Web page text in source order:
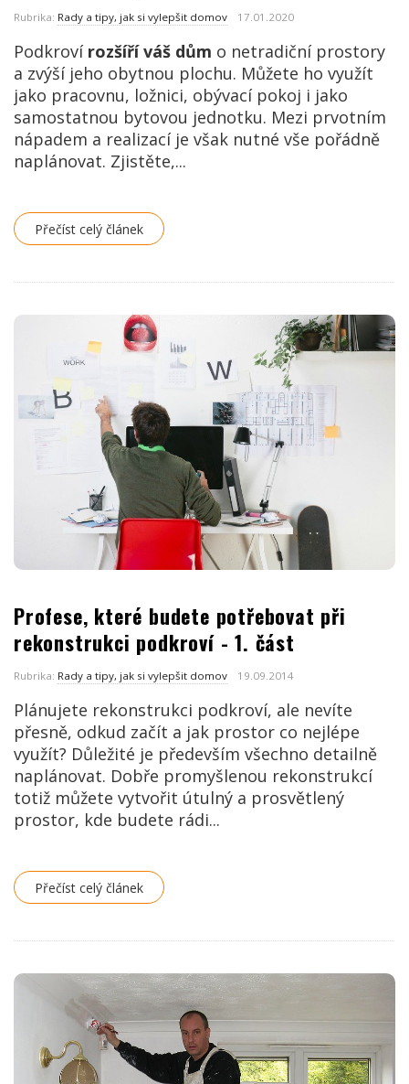
Rubrika: Rady a tipy, jak si vylepšit domov 17.01.2020
Podkroví rozšíří váš dům o netradiční prostory
a zvýší jeho obytnou plochu. Můžete ho využít
jako pracovnu, ložnici, obývací pokoj i jako
samostatnou bytovou jednotku. Mezi prvotním
nápadem a realizací je však nutné vše pořádně
naplánovat. Zjistěte,...
Přečíst celý článek
Profese, které budete potřebovat při
rekonstrukci podkroví - 1. část
Rubrika: Rady a tipy, jak si vylepšit domov 19.09.2014
Plánujete rekonstrukci podkroví, ale nevíte
přesně, odkud začít a jak prostor co nejlépe
využít? Důležité je především všechno detailně
naplánovat. Dobře promyšlenou rekonstrukcí
totiž můžete vytvořit útulný a prosvětlený
prostor, kde budete rádi...
Přečíst celý článek